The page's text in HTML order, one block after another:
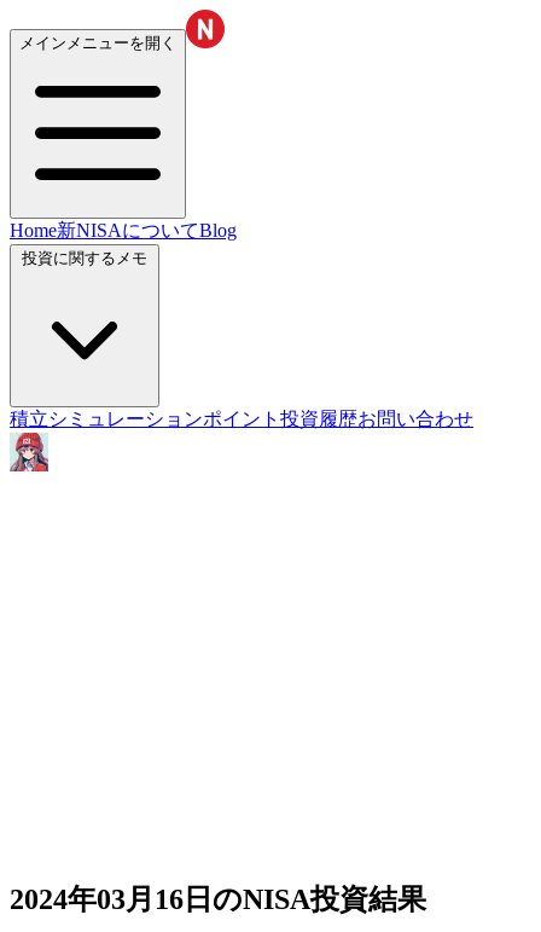
メインメニューを開く
Home新NISAについてBlog
積立シミュレーションポイント投資履歴お問い合わせ
2024年03月16日のNISA投資結果